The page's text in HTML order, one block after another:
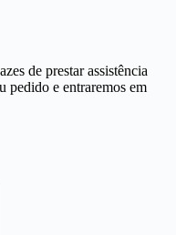
de prestar assistência
pedido e entraremos em